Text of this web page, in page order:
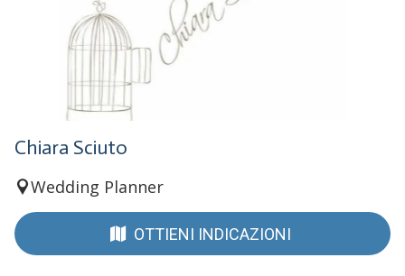
Chiara Sciuto
Wedding Planner
OTTIENI INDICAZIONI